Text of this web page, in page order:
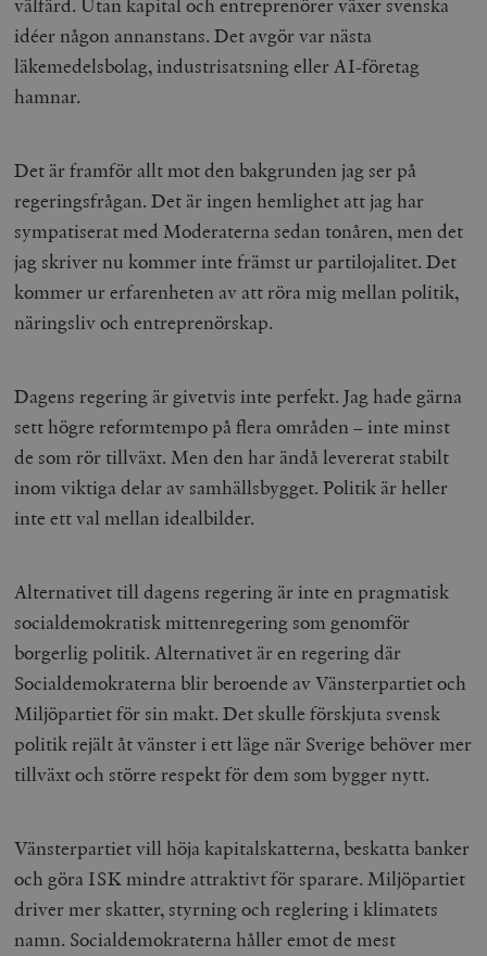
välfärd. Utan kapital och entreprenörer växer svenska
idéer någon annanstans. Det avgör var nästa
läkemedelsbolag, industrisatsning eller AI-företag
hamnar.
Det är framför allt mot den bakgrunden jag ser på
regeringsfrågan. Det är ingen hemlighet att jag har
sympatiserat med Moderaterna sedan tonåren, men det
jag skriver nu kommer inte främst ur partilojalitet. Det
kommer ur erfarenheten av att röra mig mellan politik,
näringsliv och entreprenörskap.
Dagens regering är givetvis inte perfekt. Jag hade gärna
sett högre reformtempo på flera områden – inte minst
de som rör tillväxt. Men den har ändå levererat stabilt
inom viktiga delar av samhällsbygget. Politik är heller
inte ett val mellan idealbilder.
Alternativet till dagens regering är inte en pragmatisk
socialdemokratisk mittenregering som genomför
borgerlig politik. Alternativet är en regering där
Socialdemokraterna blir beroende av Vänsterpartiet och
Miljöpartiet för sin makt. Det skulle förskjuta svensk
politik rejält åt vänster i ett läge när Sverige behöver mer
tillväxt och större respekt för dem som bygger nytt.
Vänsterpartiet vill höja kapitalskatterna, beskatta banker
och göra ISK mindre attraktivt för sparare. Miljöpartiet
driver mer skatter, styrning och reglering i klimatets
namn. Socialdemokraterna håller emot de mest